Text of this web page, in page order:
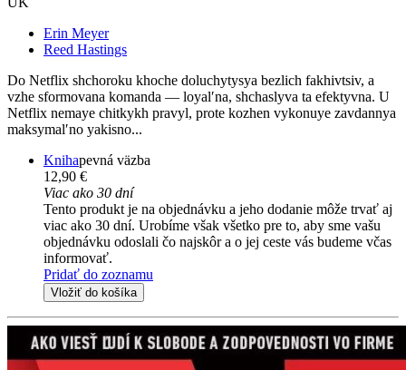
Erin Meyer
Reed Hastings
Do Netflix shchoroku khoche doluchytysya bezlich fakhivtsiv, a
vzhe sformovana komanda — loyalʹna, shchaslyva ta efektyvna. U
Netflix nemaye chitkykh pravyl, prote kozhen vykonuye zavdannya
maksymalʹno yakisno...
Knihapevná väzba
12,90 €
Viac ako 30 dní
Tento produkt je na objednávku a jeho dodanie môže trvať aj
viac ako 30 dní. Urobíme však všetko pre to, aby sme vašu
objednávku odoslali čo najskôr a o jej ceste vás budeme včas
informovať.
Pridať do zoznamu
Vložiť do košíka